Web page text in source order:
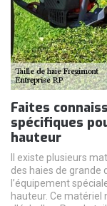
Faites
spécifiques
hauteur
Il existe plusieurs
des haies de grande
l’équipement
hauteur. Ce matériel